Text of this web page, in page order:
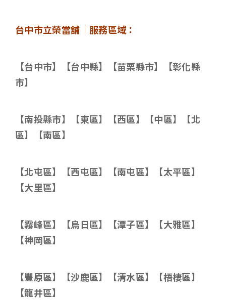
台中市立榮當舖｜服務區域：
【台中市】【台中縣】【苗栗縣市】【彰化縣
市】
【南投縣市】【東區】【西區】【中區】【北
區】【南區】
【北屯區】【西屯區】【南屯區】【太平區】
【大里區】
【霧峰區】【烏日區】【潭子區】【大雅區】
【神岡區】
【豐原區】【沙鹿區】【清水區】【梧棲區】
【龍井區】